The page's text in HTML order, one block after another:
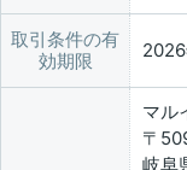
取引条件の有
効期限
マル
〒
岐阜